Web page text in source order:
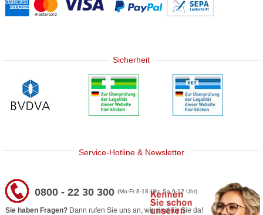
Sicherheit
Service-Hotline & Newsletter
0800 - 22 30 300(Mo-Fr 8-18 Uhr, Sa 9-12 Uhr)
Sie haben Fragen? Dann rufen Sie uns an, wir sind für Sie da!